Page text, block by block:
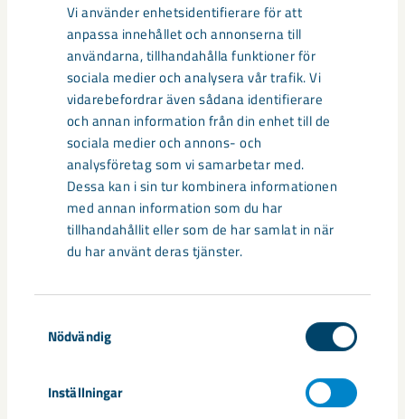
Vi använder enhetsidentifierare för att
anpassa innehållet och annonserna till
användarna, tillhandahålla funktioner för
sociala medier och analysera vår trafik. Vi
vidarebefordrar även sådana identifierare
och annan information från din enhet till de
sociala medier och annons- och
analysföretag som vi samarbetar med.
Dessa kan i sin tur kombinera informationen
med annan information som du har
tillhandahållit eller som de har samlat in när
du har använt deras tjänster.
Nödvändig
Inställningar
1 | Forsgatan – inflyttat och klart
Under början av året färdigställdes sammanlagt 102
lägenheter på Forsgatan vid Vassaraälvens strand. 40
lägenheter överlämnades till TOP bostäder samt 62
lägenheter till LKAB Fastigheter.
2 | Repisvaara tar form
Repisvaara Norra är det hittills största sammanhängande
bostadsområdet som byggs av LKAB i Gällivare och är i första
hand ett ersättningsområde för de flerfamiljshus som
detaljplanerat för cirka 450 bostäder, färdigställas. I slutet av
augusti hölls en invigning av området då LKAB överlämnade
104 lägenheter till TOP bostäder, 149 lägenheter till LKAB
Fastigheter samt 12 lägenheter till en privat aktör.